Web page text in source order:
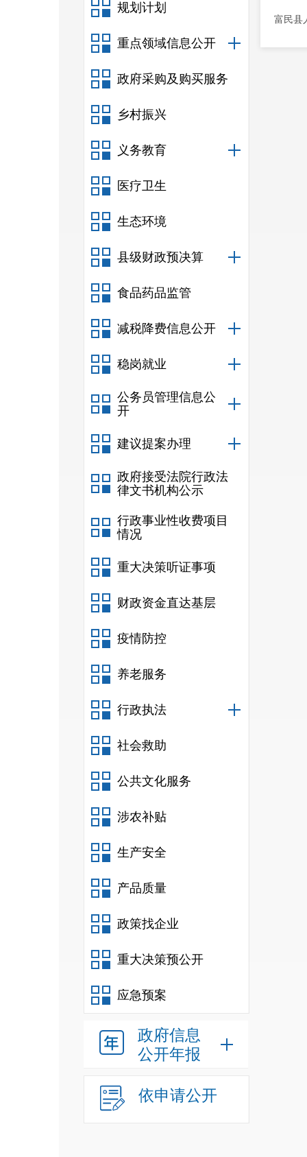
规划计划
重点领域信息公开
政府采购及购买服务
乡村振兴
义务教育
医疗卫生
生态环境
县级财政预决算
食品药品监管
减税降费信息公开
稳岗就业
公务员管理信息公
开
建议提案办理
政府接受法院行政法
律文书机构公示
行政事业性收费项目
情况
重大决策听证事项
财政资金直达基层
疫情防控
养老服务
行政执法
社会救助
公共文化服务
涉农补贴
生产安全
产品质量
政策找企业
重大决策预公开
应急预案
政府信息
公开年报
依申请公开
富民县